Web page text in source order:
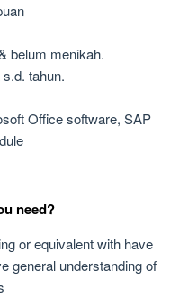
belum menikah.
tahun.
Office software, SAP
need?
or equivalent with have
general understanding of